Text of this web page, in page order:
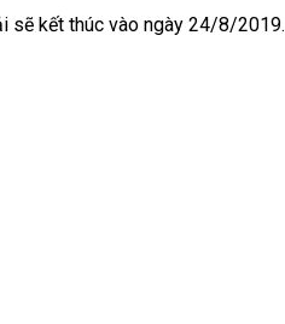
sẽ kết thúc vào ngày 24/8/2019.